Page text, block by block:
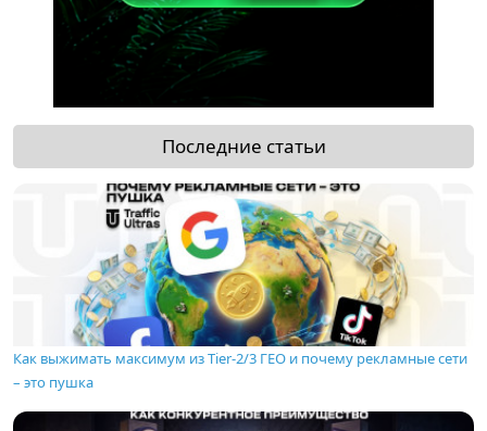
Последние статьи
Как выжимать максимум из Tier-2/3 ГЕО и почему рекламные сети
– это пушка